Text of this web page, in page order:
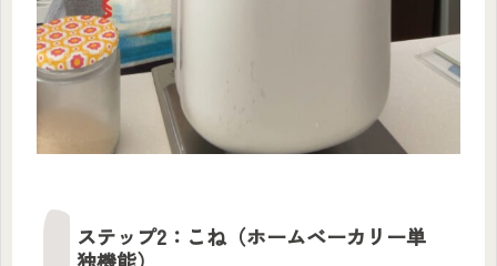
ステップ2：こね（ホームベーカリー単
独機能）